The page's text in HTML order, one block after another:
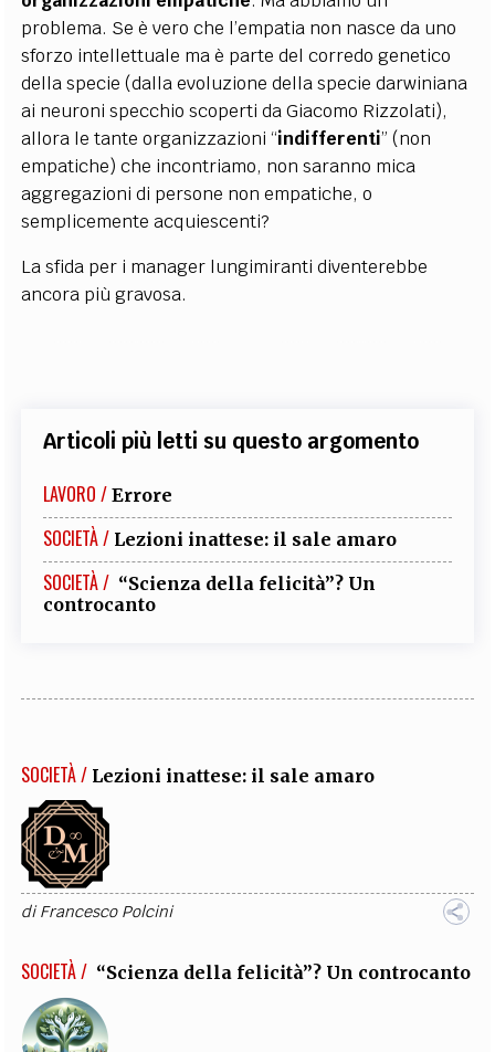
problema. Se è vero che l’empatia non nasce da uno
sforzo intellettuale ma è parte del corredo genetico
della specie (dalla evoluzione della specie darwiniana
ai neuroni specchio scoperti da Giacomo Rizzolati),
allora le tante organizzazioni “indifferenti” (non
empatiche) che incontriamo, non saranno mica
aggregazioni di persone non empatiche, o
semplicemente acquiescenti?
La sfida per i manager lungimiranti diventerebbe
ancora più gravosa.
Articoli più letti su questo argomento
LAVORO / Errore
SOCIETÀ / Lezioni inattese: il sale amaro
SOCIETÀ / “Scienza della felicità”? Un
controcanto
SOCIETÀ / Lezioni inattese: il sale amaro
diFrancesco Polcini
SOCIETÀ / “Scienza della felicità”? Un controcanto